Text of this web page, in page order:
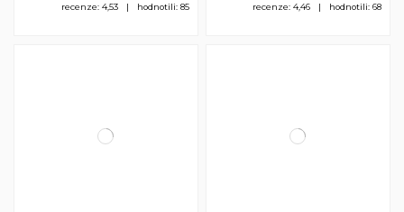
recenze: 4,53 | hodnotili: 85 recenze: 4,46 | hodnotili: 68